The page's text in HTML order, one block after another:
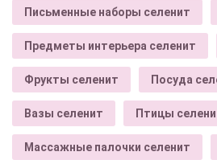
Письменные наборы селенит
Предметы интерьера селенит
Фрукты селенит Посуда
Вазы селенит Птицы
Массажные палочки селенит